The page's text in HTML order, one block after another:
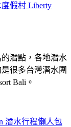
假村 Liberty
潛點，各地潛水
很多台灣潛水團
Bali。
潛水行程懶人包